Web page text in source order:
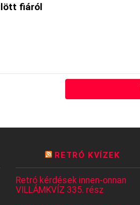
fiáról
RETRÓ KVÍZEK
Retró kérdések innen-onnan
VILLÁMKVÍZ 335. rész